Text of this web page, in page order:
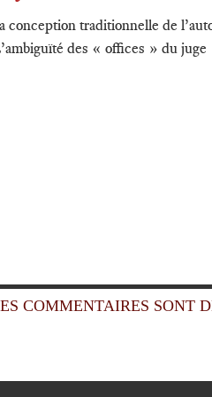
conception traditionnelle de
des « offices » du juge
COMMENTAIRES SONT